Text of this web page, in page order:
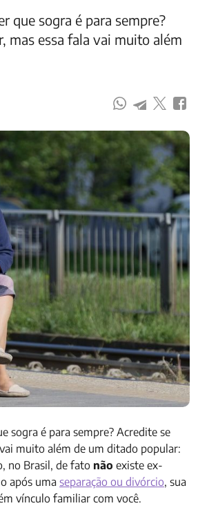
que sogra é para sempre?
mas essa fala vai muito além
sogra é para sempre? Acredite se
muito além de um ditado popular:
no Brasil, de fato não existe ex-
após uma separação ou divórcio, sua
vínculo familiar com você.